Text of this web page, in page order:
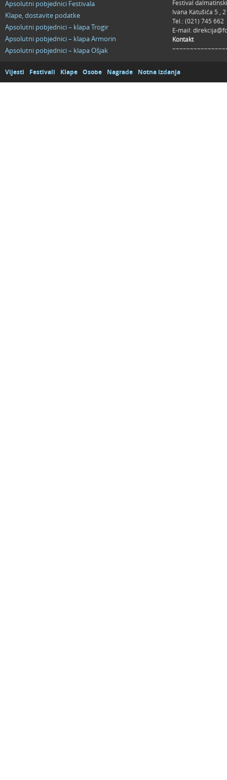
Apsolutni pobjednici Festivala
Klape, dostavite podatke
Apsolutni pobjednici – klapa Trogir
Apsolutni pobjednici – klapa Armorin
Apsolutni pobjednici – klapa Ošjak
Festival
Ivana Katušića 5 ,
Tel.: (021) 745 662
E-mail:
Kontakt
Vijesti Festivali Klape Osobe Nagrade Notna izdanja